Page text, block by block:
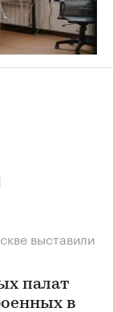
выставили
палат
в